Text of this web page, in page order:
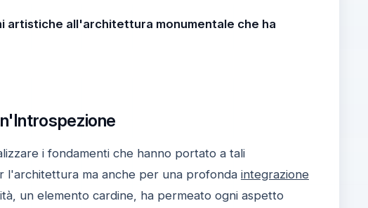
artistiche all'architettura monumentale che ha
i fondamenti che hanno portato a tali
l'architettura ma anche per una profonda integrazione
un elemento cardine, ha permeato ogni aspetto